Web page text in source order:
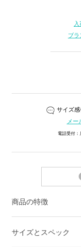
ブ
サイズ
メー
電話受付
商品の特徴
サイズとスペック